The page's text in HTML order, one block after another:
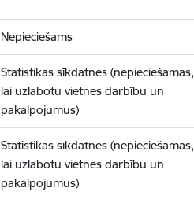
Nepieciešams
Statistikas sīkdatnes (nepieciešamas,
lai uzlabotu vietnes darbību un
pakalpojumus)
Statistikas sīkdatnes (nepieciešamas,
lai uzlabotu vietnes darbību un
pakalpojumus)